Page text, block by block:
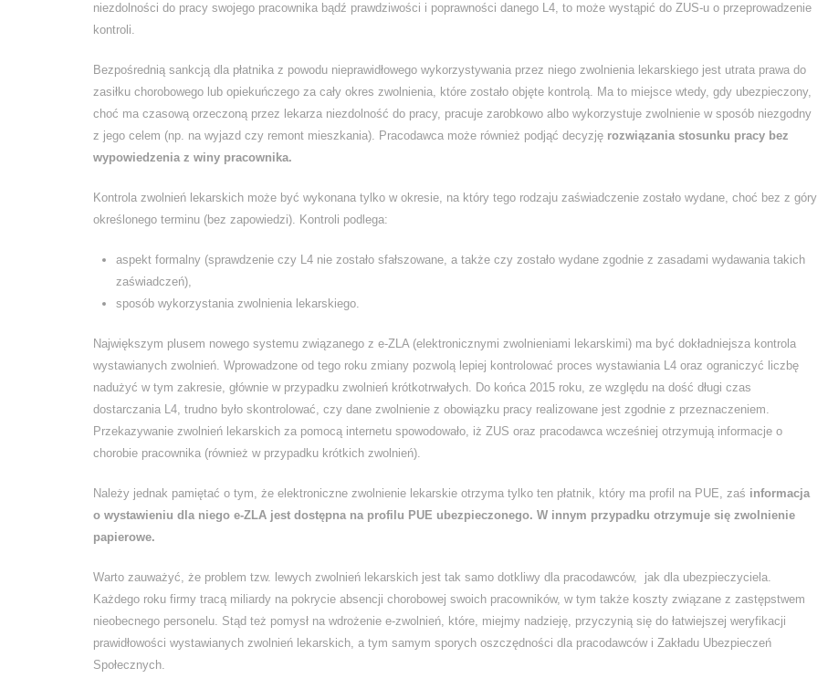
niezdolności do pracy swojego pracownika bądź prawdziwości i poprawności danego L4, to może wystąpić do ZUS-u o przeprowadzenie
kontroli.
Bezpośrednią sankcją dla płatnika z powodu nieprawidłowego wykorzystywania przez niego zwolnienia lekarskiego jest utrata prawa do
zasiłku chorobowego lub opiekuńczego za cały okres zwolnienia, które zostało objęte kontrolą. Ma to miejsce wtedy, gdy ubezpieczony,
choć ma czasową orzeczoną przez lekarza niezdolność do pracy, pracuje zarobkowo albo wykorzystuje zwolnienie w sposób niezgodny
z jego celem (np. na wyjazd czy remont mieszkania). Pracodawca może również podjąć decyzję rozwiązania stosunku pracy bez
wypowiedzenia z winy pracownika.
Kontrola zwolnień lekarskich może być wykonana tylko w okresie, na który tego rodzaju zaświadczenie zostało wydane, choć bez z góry
określonego terminu (bez zapowiedzi). Kontroli podlega:
aspekt formalny (sprawdzenie czy L4 nie zostało sfałszowane, a także czy zostało wydane zgodnie z zasadami wydawania takich
zaświadczeń),
sposób wykorzystania zwolnienia lekarskiego.
Największym plusem nowego systemu związanego z e-ZLA (elektronicznymi zwolnieniami lekarskimi) ma być dokładniejsza kontrola
wystawianych zwolnień. Wprowadzone od tego roku zmiany pozwolą lepiej kontrolować proces wystawiania L4 oraz ograniczyć liczbę
nadużyć w tym zakresie, głównie w przypadku zwolnień krótkotrwałych. Do końca 2015 roku, ze względu na dość długi czas
dostarczania L4, trudno było skontrolować, czy dane zwolnienie z obowiązku pracy realizowane jest zgodnie z przeznaczeniem.
Przekazywanie zwolnień lekarskich za pomocą internetu spowodowało, iż ZUS oraz pracodawca wcześniej otrzymują informacje o
chorobie pracownika (również w przypadku krótkich zwolnień).
Należy jednak pamiętać o tym, że elektroniczne zwolnienie lekarskie otrzyma tylko ten płatnik, który ma profil na PUE, zaś informacja
o wystawieniu dla niego e-ZLA jest dostępna na profilu PUE ubezpieczonego. W innym przypadku otrzymuje się zwolnienie
papierowe.
Warto zauważyć, że problem tzw. lewych zwolnień lekarskich jest tak samo dotkliwy dla pracodawców, jak dla ubezpieczyciela.
Każdego roku firmy tracą miliardy na pokrycie absencji chorobowej swoich pracowników, w tym także koszty związane z zastępstwem
nieobecnego personelu. Stąd też pomysł na wdrożenie e-zwolnień, które, miejmy nadzieję, przyczynią się do łatwiejszej weryfikacji
prawidłowości wystawianych zwolnień lekarskich, a tym samym sporych oszczędności dla pracodawców i Zakładu Ubezpieczeń
Społecznych.